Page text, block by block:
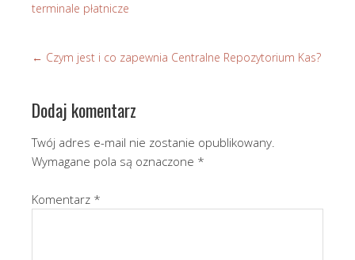
terminale płatnicze
← Czym jest i co zapewnia Centralne Repozytorium Kas?
Dodaj komentarz
Twój adres e-mail nie zostanie opublikowany.
Wymagane pola są oznaczone *
Komentarz *